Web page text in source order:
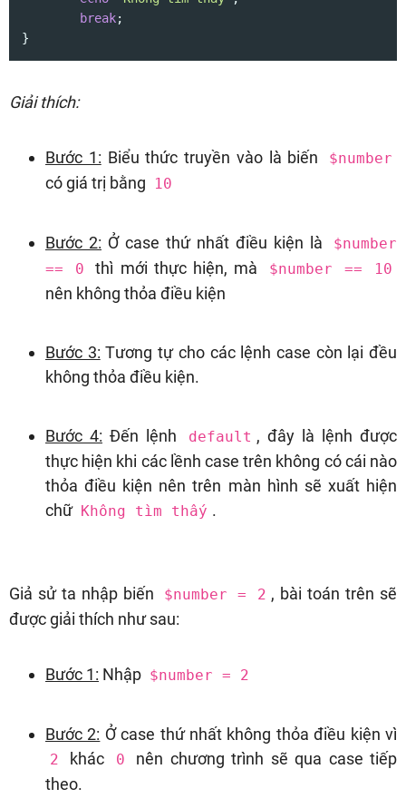
break;
}
Giải thích:
Bước 1: Biểu thức truyền vào là biến $number
có giá trị bằng 10
Bước 2: Ở case thứ nhất điều kiện là
$number
== 0
thì mới thực hiện, mà $number == 10
nên không thỏa điều kiện
Bước 3: Tương tự cho các lệnh case còn lại đều
không thỏa điều kiện.
Bước 4: Đến lệnh default , đây là lệnh được
thực hiện khi các lềnh case trên không có cái nào
thỏa điều kiện nên trên màn hình sẽ xuất hiện
chữ Không tìm thấy .
Giả sử ta nhập biến $number = 2 , bài toán trên sẽ
được giải thích như sau:
Bước 1: Nhập $number = 2
Bước 2: Ở case thứ nhất không thỏa điều kiện vì
2 khác 0
nên chương trình sẽ qua case tiếp
theo.